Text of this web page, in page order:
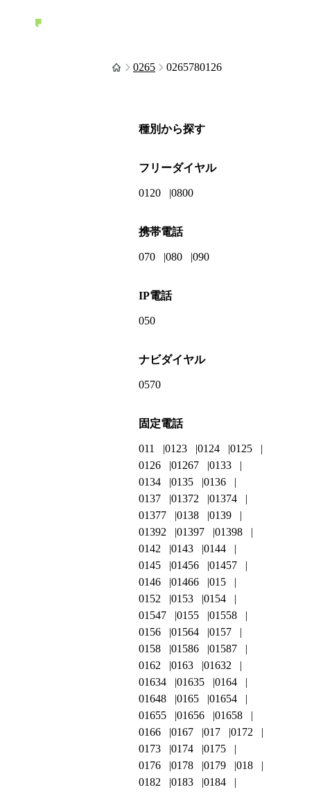
0265 0265780126
種別から探す
フリーダイヤル
0120 0800
携帯電話
070 080 090
IP電話
050
ナビダイヤル
0570
固定電話
011 0123 0124
0125
0126
01267
0133
0134
0135
0136
0137
01372
01374
01377
0138
0139
01392
01397
01398
0142
0143
0144
0145
01456
01457
0146
01466
015
0152
0153
0154
01547
0155
01558
0156
01564
0157
0158
01586
01587
0162
0163
01632
01634
01635
0164
01648
0165
01654
01655
01656
01658
0166
0167 017
0172
0173
0174
0175
0176
0178 0179
018
0182
0183
0184